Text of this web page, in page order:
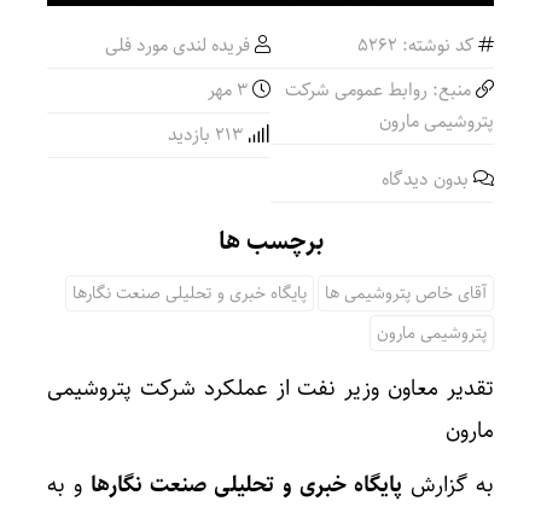
کد نوشته: 5262
فریده لندی مورد فلی
منبع: روابط عمومی شرکت
پتروشیمی مارون
بدون دیدگاه
برچسب ها
آقای خاص پتروشیمی ها
پایگاه خبری و تحلیلی صنعت نگارها
پتروشیمی مارون
تقدیر معاون وزیر نفت از عملکرد شرکت پتروشیمی
مارون
به گزارش پایگاه خبری و تحلیلی صنعت نگارها و به